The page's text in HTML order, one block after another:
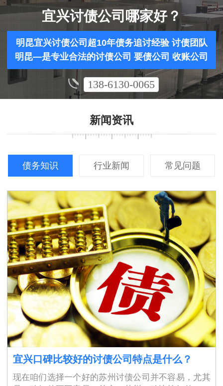
宜兴讨债公司哪家好？
明昆宜兴讨债公司超10年债务追讨经验 讨债团队
明昆—是专业合法的讨债公司 要债公司 收账公司
138-6130-0065
新闻资讯
债务知识 行业新闻 常见问题
宜兴口碑比较好的讨债公司特点是什么？
现在咱们选择一个好的苏州讨债公司并不容易，尤其